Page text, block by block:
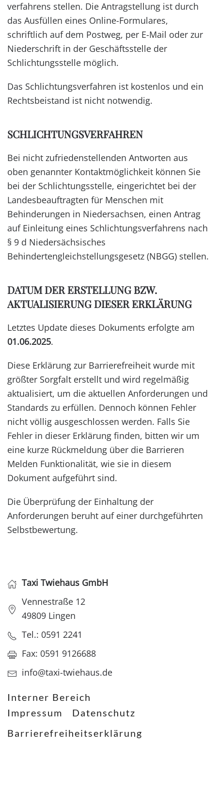
verfahrens stellen. Die Antragstellung ist durch
das Ausfüllen eines Online-Formulares,
schriftlich auf dem Postweg, per E-Mail oder zur
Niederschrift in der Geschäfts­stelle der
Schlichtungs­stelle möglich.
Das Schlichtungsverfahren ist kostenlos und ein
Rechtsbeistand ist nicht notwendig.
SCHLICHTUNGSVERFAHREN
Bei nicht zufriedenstellenden Antworten aus
oben genannter Kontaktmöglichkeit können Sie
bei der Schlichtungsstelle, eingerichtet bei der
Landesbeauftragten für Menschen mit
Behinderungen in Niedersachsen, einen Antrag
auf Einleitung eines Schlichtungsverfahrens nach
§ 9 d Niedersächsisches
Behindertengleichstellungsgesetz (NBGG) stellen.
DATUM DER ERSTELLUNG BZW.
AKTUALISIERUNG DIESER ERKLÄRUNG
Letztes Update dieses Dokuments erfolgte am
01.06.2025.
Diese Erklärung zur Barrierefreiheit wurde mit
größter Sorgfalt erstellt und wird regelmäßig
aktualisiert, um die aktuellen Anforderungen und
Standards zu erfüllen. Dennoch können Fehler
nicht völlig ausgeschlossen werden. Falls Sie
Fehler in dieser Erklärung finden, bitten wir um
eine kurze Rückmeldung über die Barrieren
Melden Funktionalität, wie sie in diesem
Dokument aufgeführt sind.
Die Überprüfung der Einhaltung der
Anforderungen beruht auf einer durchgeführten
Selbstbewertung.
Taxi Twiehaus GmbH
Vennestraße 12
49809 Lingen
Tel.: 0591 2241
Fax: 0591 9126688
info@taxi-twiehaus.de
Interner Bereich
Impressum
Datenschutz
Barrierefreiheitserklärung